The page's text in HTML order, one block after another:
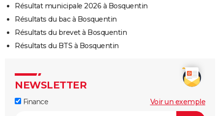
Résultat municipale 2026 à Bosquentin
Résultats du bac à Bosquentin
Résultats du brevet à Bosquentin
Résultats du BTS à Bosquentin
NEWSLETTER
Finance Voir un exemple